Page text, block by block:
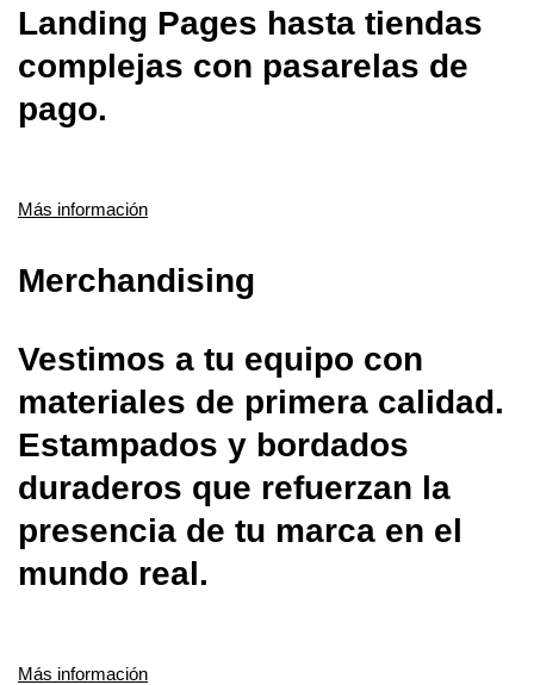
Landing Pages hasta tiendas
complejas con pasarelas de
pago.
Más información
Merchandising
Vestimos a tu equipo con
materiales de primera calidad.
Estampados y bordados
duraderos que refuerzan la
presencia de tu marca en el
mundo real.
Más información